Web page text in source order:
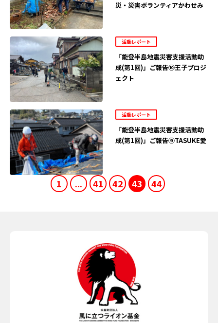
災・災害ボランティアかわせみ
活動レポート
「能登半島地震災害支援活動助
成(第1回)」ご報告⑩王子プロジ
ェクト
活動レポート
「能登半島地震災害支援活動助
成(第1回)」ご報告⑨TASUKE愛
1 ... 41 42 43 44